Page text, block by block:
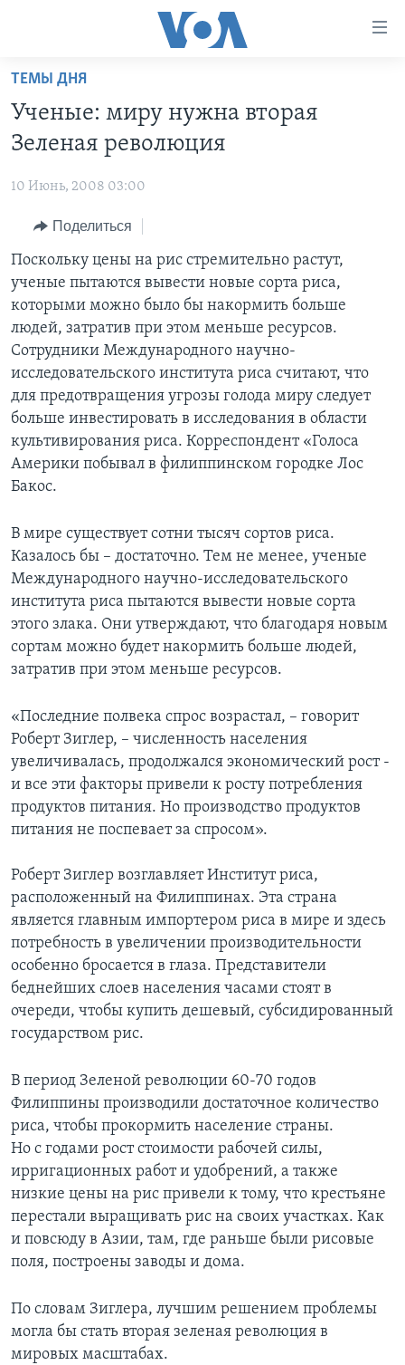
Перейти
основной
контент
навигации
Перейти
поиск
НОВОСТИ ЗА МИНУТУ
ИТОГИ
ПОЧЕМУ ЭТО ВАЖНО?
ДЕТАЛИ
НЬЮ-ЙОРК NEW YORK
АМЕРИКА. БОЛЬШОЕ ПУТЕШЕСТВИЕ
УЧИМ АНГЛИЙСКИЙ
НАША АМЕРИКАНСКАЯ ИСТОРИЯ
А КАК В АМЕРИКЕ?
АМЕРИКАНСКИЕ ГОРОДКИ
ТЕСТЫ
ЭКСПЕРТИЗА
ИНТЕРВЬЮ
ФАКТЫ ПРОТИВ ФЕЙКОВ
ЗА СВОБОДУ ПРЕССЫ
УЧИМ АНГЛИЙСКИЙ
ВИДЕО
ПОДПИСКА НА НОВОСТИ
Learning English
СОЦИАЛЬНЫЕ СЕТИ
Языки
ТЕМЫ ДНЯ
Ученые: миру нужна вторая
Зеленая революция
10 Июнь, 2008 03:00
Поделиться
Поскольку цены на рис стремительно растут,
ученые пытаются вывести новые сорта риса,
которыми можно было бы накормить больше
людей, затратив при этом меньше ресурсов.
Сотрудники Международного научно-
исследовательского института риса считают, что
для предотвращения угрозы голода миру следует
больше инвестировать в исследования в области
культивирования риса. Корреспондент «Голоса
Америки побывал в филиппинском городке Лос
Бакос.
В мире существует сотни тысяч сортов риса.
Казалось бы – достаточно. Тем не менее, ученые
Международного научно-исследовательского
института риса пытаются вывести новые сорта
этого злака. Они утверждают, что благодаря новым
сортам можно будет накормить больше людей,
затратив при этом меньше ресурсов.
«Последние полвека спрос возрастал, – говорит
Роберт Зиглер, – численность населения
увеличивалась, продолжался экономический рост -
и все эти факторы привели к росту потребления
продуктов питания. Но производство продуктов
питания не поспевает за спросом».
Роберт Зиглер возглавляет Институт риса,
расположенный на Филиппинах. Эта страна
является главным импортером риса в мире и здесь
потребность в увеличении производительности
особенно бросается в глаза. Представители
беднейших слоев населения часами стоят в
очереди, чтобы купить дешевый, субсидированный
государством рис.
В период Зеленой революции 60-70 годов
Филиппины производили достаточное количество
риса, чтобы прокормить население страны.
Но с годами рост стоимости рабочей силы,
ирригационных работ и удобрений, а также
низкие цены на рис привели к тому, что крестьяне
перестали выращивать рис на своих участках. Как
и повсюду в Азии, там, где раньше были рисовые
поля, построены заводы и дома.
По словам Зиглера, лучшим решением проблемы
могла бы стать вторая зеленая революция в
мировых масштабах.